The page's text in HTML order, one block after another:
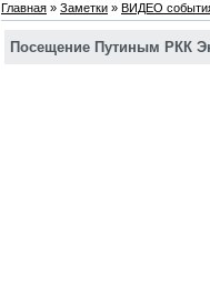
Главная » Заметки » ВИДЕО
Посещение Путиным РКК